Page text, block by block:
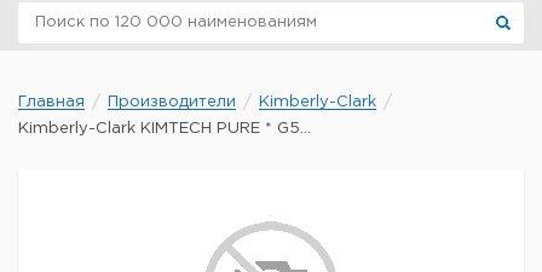
Главная Производители
Kimberly-Clark
Kimberly-Clark KIMTECH PURE * G5...